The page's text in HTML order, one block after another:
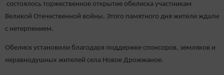
состоялось торжественное открытие обелиска участникам
Великой Отечественной войны. Этого памятного дня жители ждали
с нетерпением.
Обелиск установили благодаря поддержке спонсоров, земляков и
неравнодушных жителей села Новое Дрожжаное.